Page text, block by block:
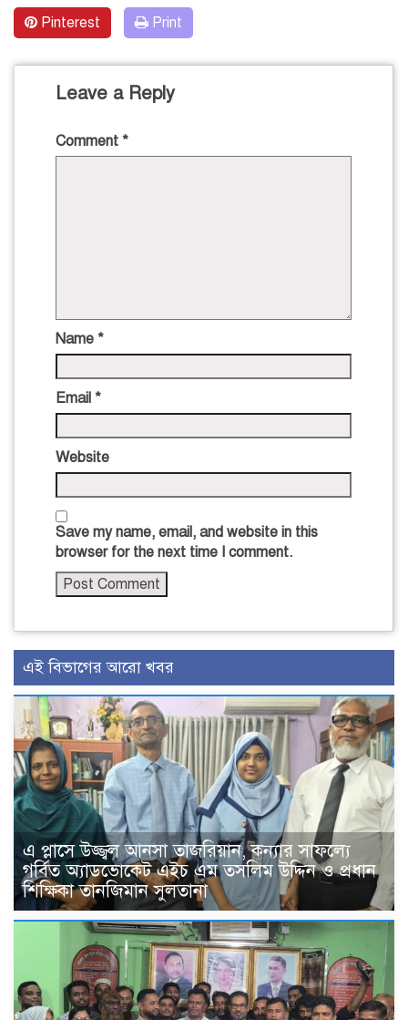
Pinterest Print
Leave a Reply
Comment *
Name *
Email *
Website
Save my name, email, and website in this
browser for the next time I comment.
এই বিভাগের আরো খবর
এ প্লাসে উজ্জ্বল আনসা তাজরিয়ান, কন্যার সাফল্যে
গর্বিত অ্যাডভোকেট এইচ এম তসলিম উদ্দিন ও প্রধান
শিক্ষিকা তানজিমান সুলতানা